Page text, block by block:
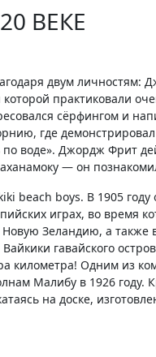
ВЕКЕ
двум
практиковали
сёрфингом и
где
по воде». Джордж Фрит
— он
beach boys. В 1905
играх, во время
Зеландию, а
гавайского
километра! Одним из
Малибу в 1926 году.
на доске,